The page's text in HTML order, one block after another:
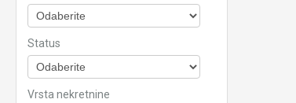
Status
Vrsta nekretnine